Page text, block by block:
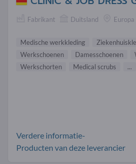
Fabrikant Duitsland Europa
Medische werkkleding
Werkschoenen
Damesschoenen
Werkschorten
Medical scrubs ...
Verdere informatie-
Producten van deze leverancier